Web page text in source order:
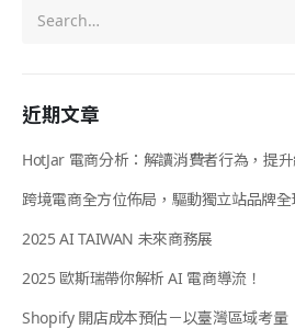
近期文章
HotJar 電商分析：解讀消費者行為，提
跨境電商全方位佈局，驅動獨立站品牌
2025 AI TAIWAN 未來商務展
2025 歐斯瑞帶你解析 AI 電商導流！
Shopify 開店成本預估－以臺灣區域考量